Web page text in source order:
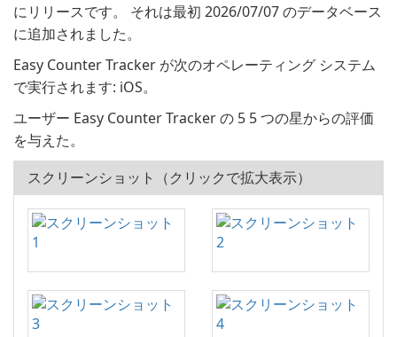
にリリースです。 それは最初 2026/07/07 のデータベース
に追加されました。
Easy Counter Tracker が次のオペレーティング システム
で実行されます: iOS。
ユーザー Easy Counter Tracker の 5 5 つの星からの評価
を与えた。
スクリーンショット（クリックで拡大表示）